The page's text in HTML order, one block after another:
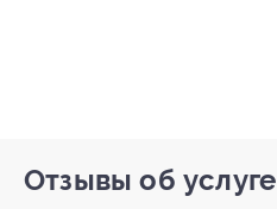
Отзывы об услуге